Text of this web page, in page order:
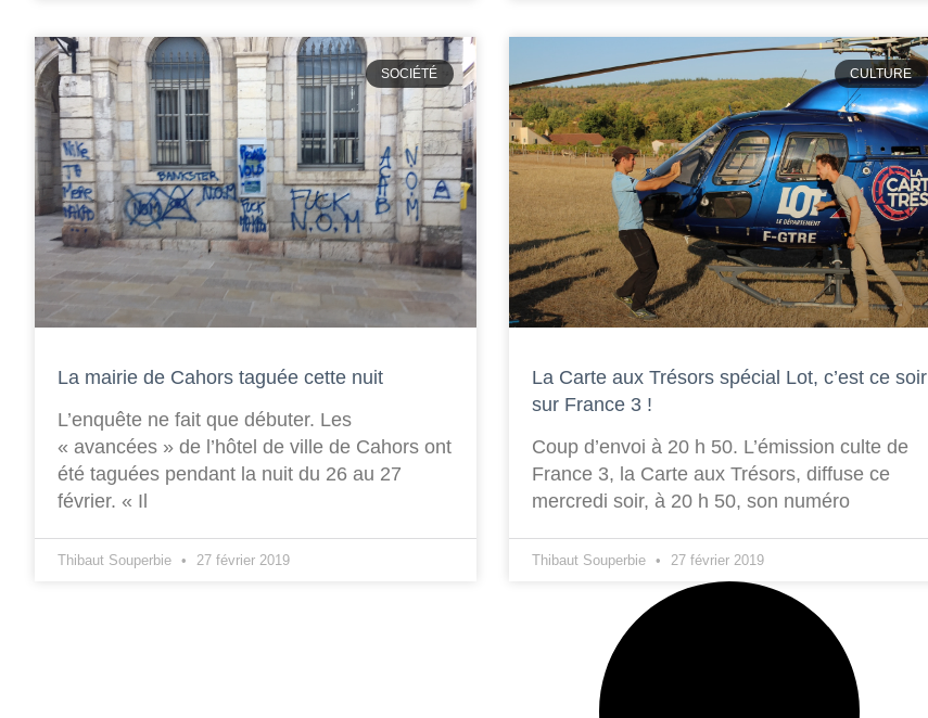
SOCIÉTÉ
La mairie de Cahors taguée cette nuit
L’enquête ne fait que débuter. Les
« avancées » de l’hôtel de ville de Cahors ont
été taguées pendant la nuit du 26 au 27
février. « Il
Thibaut Souperbie 27 février 2019
CULTURE
La Carte aux Trésors spécial Lot, c’est ce soir
sur France 3 !
Coup d’envoi à 20 h 50. L’émission culte de
France 3, la Carte aux Trésors, diffuse ce
mercredi soir, à 20 h 50, son numéro
Thibaut Souperbie 27 février 2019